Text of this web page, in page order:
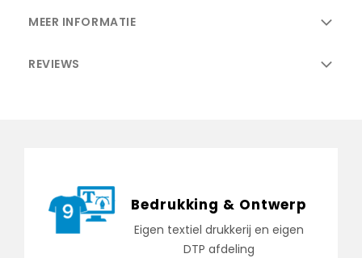
MEER INFORMATIE
REVIEWS
Bedrukking & Ontwerp
Eigen textiel drukkerij en eigen
DTP afdeling